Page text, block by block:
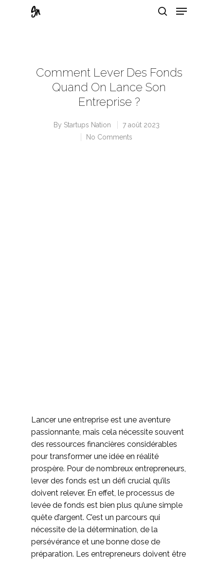
Comment Lever Des Fonds
Quand On Lance Son
Entreprise ?
By Startups Nation
7 août 2023
No Comments
Lancer une entreprise est une aventure
passionnante, mais cela nécessite souvent
des ressources financières considérables
pour transformer une idée en réalité
prospère. Pour de nombreux entrepreneurs,
lever des fonds est un défi crucial qu’ils
doivent relever. En effet, le processus de
levée de fonds est bien plus qu’une simple
quête d’argent. C’est un parcours qui
nécessite de la détermination, de la
persévérance et une bonne dose de
préparation. Les entrepreneurs doivent être